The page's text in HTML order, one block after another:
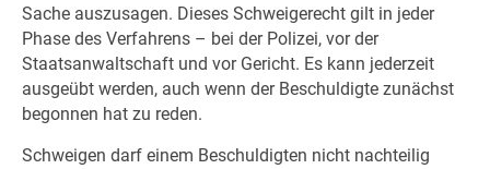
Sache auszusagen. Dieses Schweigerecht gilt in jeder
Phase des Verfahrens – bei der Polizei, vor der
Staatsanwaltschaft und vor Gericht. Es kann jederzeit
ausgeübt werden, auch wenn der Beschuldigte zunächst
begonnen hat zu reden.
Schweigen darf einem Beschuldigten nicht nachteilig